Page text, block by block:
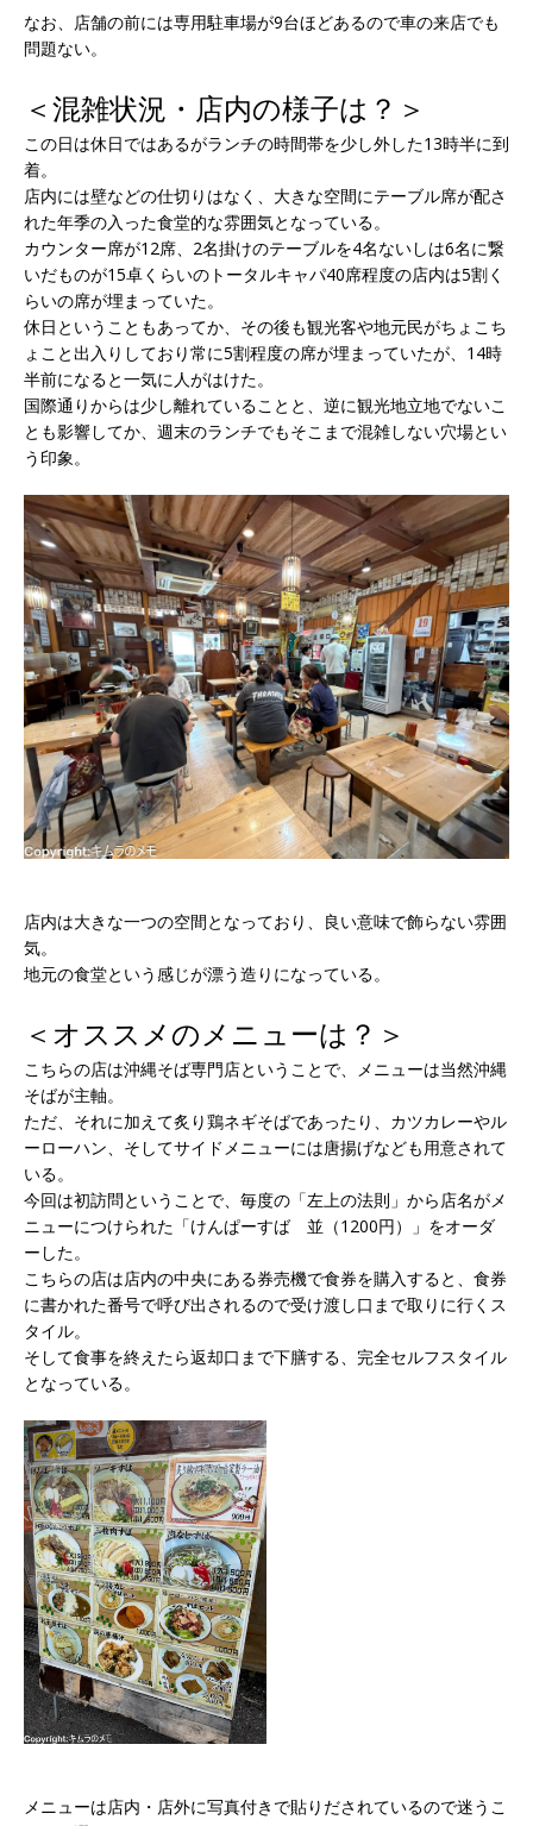
なお、店舗の前には専用駐車場が9台ほどあるので車の来店でも
問題ない。
＜混雑状況・店内の様子は？＞
この日は休日ではあるがランチの時間帯を少し外した13時半に到
着。
店内には壁などの仕切りはなく、大きな空間にテーブル席が配さ
れた年季の入った食堂的な雰囲気となっている。
カウンター席が12席、2名掛けのテーブルを4名ないしは6名に繋
いだものが15卓くらいのトータルキャパ40席程度の店内は5割く
らいの席が埋まっていた。
休日ということもあってか、その後も観光客や地元民がちょこち
ょこと出入りしており常に5割程度の席が埋まっていたが、14時
半前になると一気に人がはけた。
国際通りからは少し離れていることと、逆に観光地立地でないこ
とも影響してか、週末のランチでもそこまで混雑しない穴場とい
う印象。
店内は大きな一つの空間となっており、良い意味で飾らない雰囲
気。
地元の食堂という感じが漂う造りになっている。
＜オススメのメニューは？＞
こちらの店は沖縄そば専門店ということで、メニューは当然沖縄
そばが主軸。
ただ、それに加えて炙り鶏ネギそばであったり、カツカレーやル
ーローハン、そしてサイドメニューには唐揚げなども用意されて
いる。
今回は初訪問ということで、毎度の「左上の法則」から店名がメ
ニューにつけられた「けんぱーすば 並（1200円）」をオーダ
ーした。
こちらの店は店内の中央にある券売機で食券を購入すると、食券
に書かれた番号で呼び出されるので受け渡し口まで取りに行くス
タイル。
そして食事を終えたら返却口まで下膳する、完全セルフスタイル
となっている。
メニューは店内・店外に写真付きで貼りだされているので迷うこ